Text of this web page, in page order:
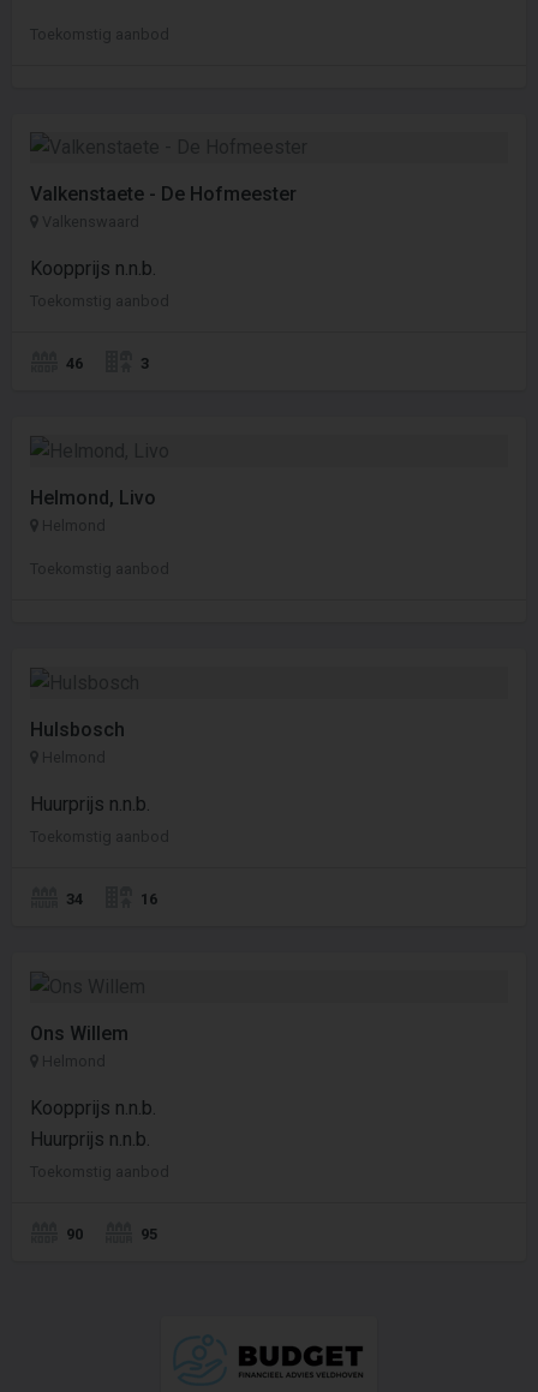
Toekomstig aanbod
Valkenstaete - De Hofmeester
Valkenswaard
Koopprijs n.n.b.
Toekomstig aanbod
46 3
Helmond, Livo
Helmond
Toekomstig aanbod
Hulsbosch
Helmond
Huurprijs n.n.b.
Toekomstig aanbod
34 16
Ons Willem
Helmond
Koopprijs n.n.b.
Huurprijs n.n.b.
Toekomstig aanbod
90 95